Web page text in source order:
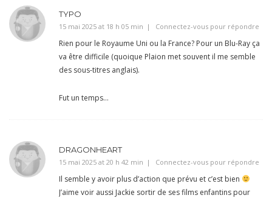
TYPO
15 mai 2025 at 18 h 05 min Connectez-vous pour répondre
Rien pour le Royaume Uni ou la France? Pour un Blu-Ray ça
va être difficile (quoique Plaion met souvent il me semble
des sous-titres anglais).
Fut un temps…
DRAGONHEART
15 mai 2025 at 20 h 42 min Connectez-vous pour répondre
Il semble y avoir plus d’action que prévu et c’est bien
J’aime voir aussi Jackie sortir de ses films enfantins pour